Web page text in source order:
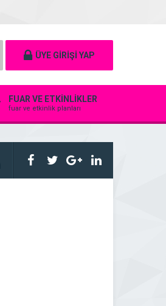
ÜYE GİRİŞİ YAP
FUAR VE ETKİNLİKLER
fuar ve etkinlik planları